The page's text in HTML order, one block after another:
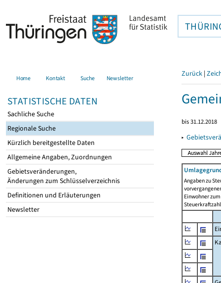
Home Kontakt Suche Newsletter
STATISTISCHE DATEN
Sachliche Suche
Regionale Suche
Kürzlich bereitgestellte Daten
Allgemeine Angaben, Zuordnungen
Gebietsveränderungen,
Änderungen zum Schlüsselverzeichnis
Definitionen und Erläuterungen
Newsletter
Zurück |
bis 31.12.2018
▸
Angaben zu
Einwohner